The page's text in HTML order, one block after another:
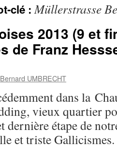
clé :Müllerstrasse
2013 (9 et
de Franz
Bernard UMBRECHT
dans la
vieux quartier
dernière étape de
et triste